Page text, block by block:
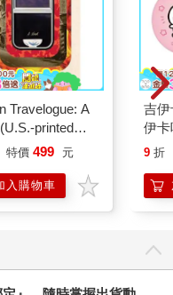
Travelogue: A
printed
特價 499 元
入購物車
吉
伊卡
9 折